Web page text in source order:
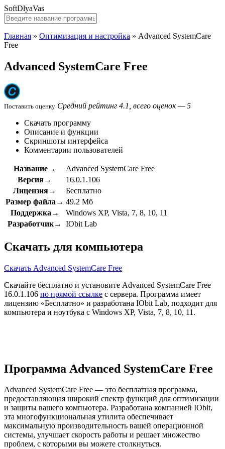
SoftDlyaVas
Главная » Оптимизация и настройка » Advanced SystemCare
Free
Advanced SystemCare Free
Поставить оценку Средний рейтинг 4.1, всего оценок — 5
Скачать программу
Описание и функции
Скриншоты интерфейса
Комментарии пользователей
Название→
Advanced SystemCare Free
Версия→
16.0.1.106
Лицензия→
Бесплатно
Размер файла→ 49.2 Мб
Поддержка→
Windows XP, Vista, 7, 8, 10, 11
Разработчик→
IObit Lab
Скачать для компьютера
Скачать Advanced SystemCare Free
Скачайте бесплатно и установите Advanced SystemCare Free
16.0.1.106 по прямой ссылке с сервера. Программа имеет
лицензию «Бесплатно» и разработана IObit Lab, подходит для
компьютера и ноутбука с Windows XP, Vista, 7, 8, 10, 11.
Программа Advanced SystemCare Free
Advanced SystemCare Free — это бесплатная программа,
предоставляющая широкий спектр функций для оптимизации
и защиты вашего компьютера. Разработана компанией IObit,
эта многофункциональная утилита обеспечивает
максимальную производительность вашей операционной
системы, улучшает скорость работы и решает множество
проблем, с которыми вы можете столкнуться.